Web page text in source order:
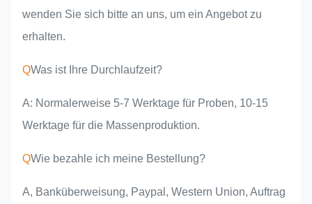
wenden Sie sich bitte an uns, um ein Angebot zu
erhalten.
QWas ist Ihre Durchlaufzeit?
A: Normalerweise 5-7 Werktage für Proben, 10-15
Werktage für die Massenproduktion.
QWie bezahle ich meine Bestellung?
A, Banküberweisung, Paypal, Western Union, Auftrag